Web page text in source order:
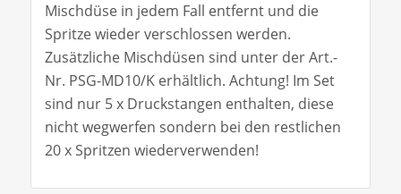
Mischdüse in jedem Fall entfernt und die
Spritze wieder verschlossen werden.
Zusätzliche Mischdüsen sind unter der Art.-
Nr. PSG-MD10/K erhältlich. Achtung! Im Set
sind nur 5 x Druckstangen enthalten, diese
nicht wegwerfen sondern bei den restlichen
20 x Spritzen wiederverwenden!